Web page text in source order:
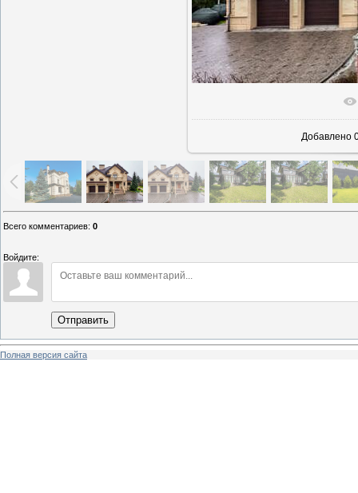
В
Добавлено
Всего комментариев: 0
Войдите:
Отправить
Полная версия сайта